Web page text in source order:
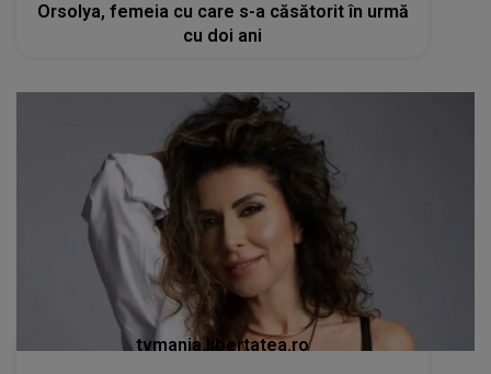
Orsolya, femeia cu care s-a căsătorit în urmă
cu doi ani
tvmania.libertatea.ro